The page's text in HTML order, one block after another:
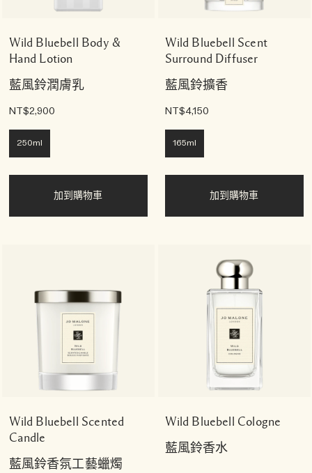
Wild Bluebell Body &
Hand Lotion
藍風鈴潤膚乳
NT$2,900
250ml
加到購物車
Wild Bluebell Scent
Surround Diffuser
藍風鈴擴香
NT$4,150
165ml
加到購物車
Wild Bluebell Scented
Candle
藍風鈴香氛工藝蠟燭
Wild Bluebell Cologne
藍風鈴香水